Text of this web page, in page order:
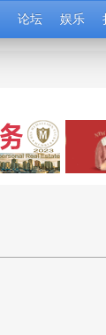
论坛 娱乐